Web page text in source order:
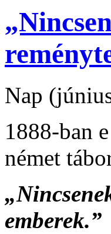
Nap
1888-ban
német
emberek.”